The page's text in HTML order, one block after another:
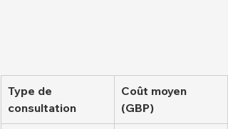
Type de
consultation
Coût moyen
(GBP)